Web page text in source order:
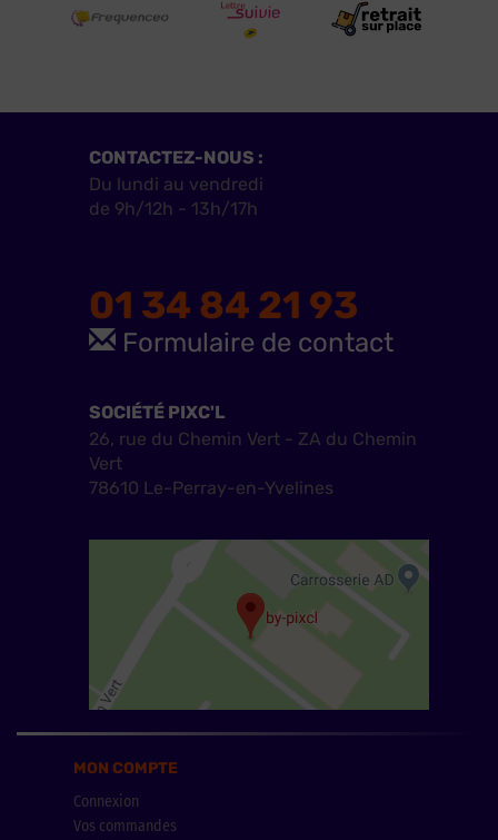
CONTACTEZ-NOUS :
Du lundi au vendredi
de 9h/12h - 13h/17h
01 34 84 21 93
Formulaire de contact
SOCIÉTÉ PIXC'L
26, rue du Chemin Vert - ZA du Chemin
Vert
78610 Le-Perray-en-Yvelines
MON COMPTE
Connexion
Vos commandes